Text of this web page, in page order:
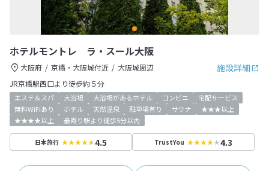
ホテルモントレ ラ・スール大阪
施設詳細
大阪府 京橋・大阪城付近
大阪城周辺
JR京橋駅西口より徒歩約５分
エステ＆スパ 大浴場 大浴場があるホテル コンビニ
宅配サービス
無料WiFiあり
ホテル 天然温泉 駐車場有り サウナ
★★★以上
★★★★以上
最寄り駅より徒歩5分以内
日本旅行 4.5 TrustYou 4.3